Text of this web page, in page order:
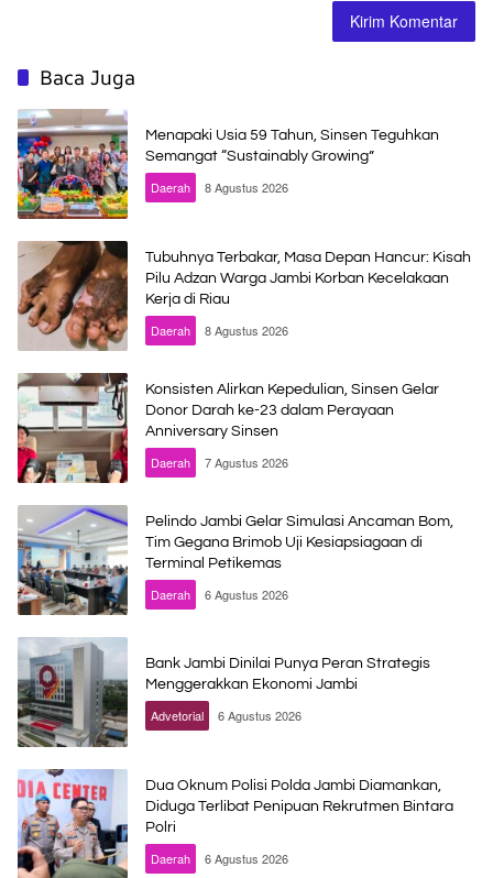
Baca Juga
Menapaki Usia 59 Tahun, Sinsen Teguhkan
Semangat “Sustainably Growing”
Daerah 8 Agustus 2026
Tubuhnya Terbakar, Masa Depan Hancur: Kisah
Pilu Adzan Warga Jambi Korban Kecelakaan
Kerja di Riau
Daerah 8 Agustus 2026
Konsisten Alirkan Kepedulian, Sinsen Gelar
Donor Darah ke-23 dalam Perayaan
Anniversary Sinsen
Daerah 7 Agustus 2026
Pelindo Jambi Gelar Simulasi Ancaman Bom,
Tim Gegana Brimob Uji Kesiapsiagaan di
Terminal Petikemas
Daerah 6 Agustus 2026
Bank Jambi Dinilai Punya Peran Strategis
Menggerakkan Ekonomi Jambi
Advetorial 6 Agustus 2026
Dua Oknum Polisi Polda Jambi Diamankan,
Diduga Terlibat Penipuan Rekrutmen Bintara
Polri
Daerah 6 Agustus 2026